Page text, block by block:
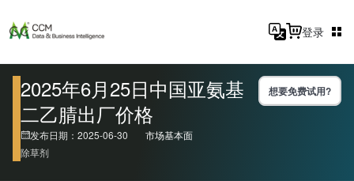
登录
2025年6月25日中国亚氨基
二乙腈出厂价格
想要免费试用?
发布日期：2025-06-30
市场基本面
除草剂